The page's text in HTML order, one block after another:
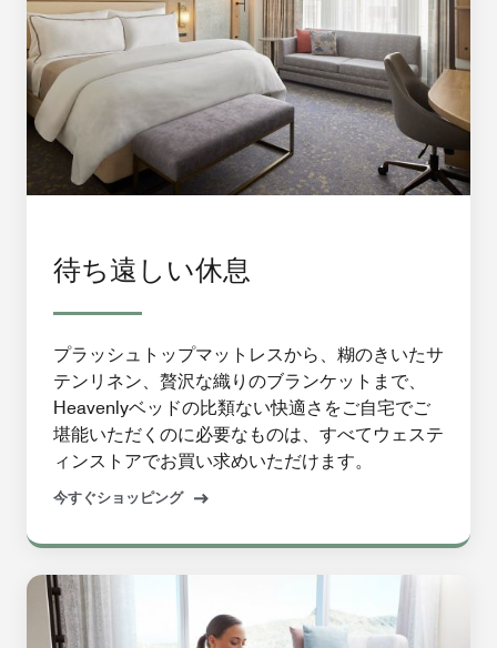
待ち遠しい休息
プラッシュトップマットレスから、糊のきいたサ
テンリネン、贅沢な織りのブランケットまで、
Heavenlyベッドの比類ない快適さをご自宅でご
堪能いただくのに必要なものは、すべてウェステ
ィンストアでお買い求めいただけます。
今すぐショッピング